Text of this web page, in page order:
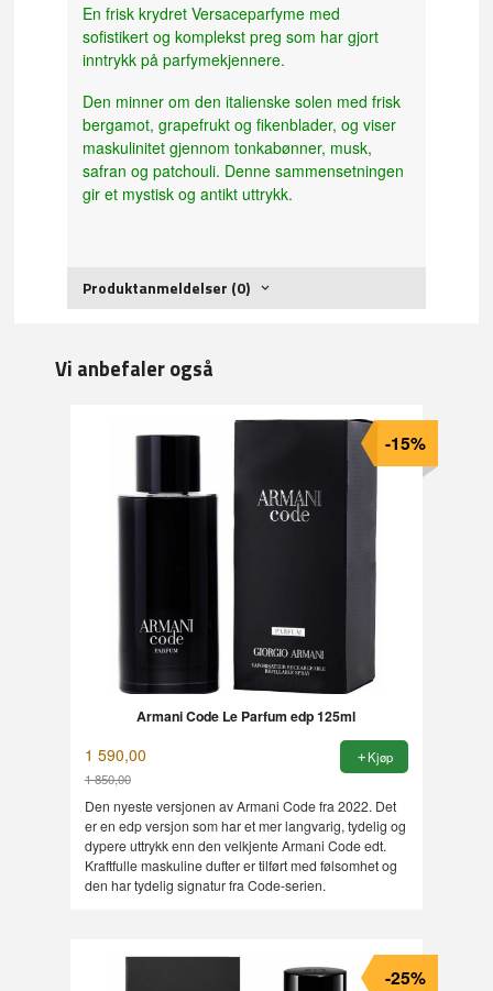
En frisk krydret Versaceparfyme med
sofistikert og komplekst preg som har gjort
inntrykk på parfymekjennere.
Den minner om den italienske solen med frisk
bergamot, grapefrukt og fikenblader, og viser
maskulinitet gjennom tonkabønner, musk,
safran og patchouli. Denne sammensetningen
gir et mystisk og antikt uttrykk.
Produktanmeldelser (0)
Vi anbefaler også
Armani Code Le Parfum edp 125ml
1 590,00
1 850,00
Rabatt
-15%
Kjøp
Den nyeste versjonen av Armani Code fra 2022. Det
er en edp versjon som har et mer langvarig, tydelig og
dypere uttrykk enn den velkjente Armani Code edt.
Kraftfulle maskuline dufter er tilført med følsomhet og
den har tydelig signatur fra Code-serien.
-25%